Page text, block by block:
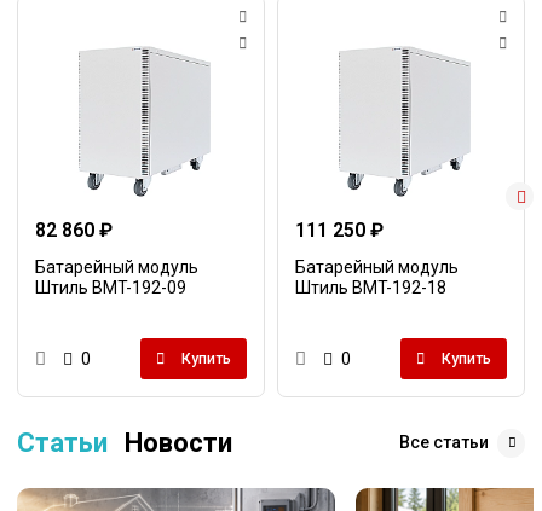
82 860 ₽
Батарейный модуль
Штиль BMT-192-09
0 Купить
111 250 ₽
Батарейный модуль
Штиль BMT-192-18
0 Купить
Статьи Новости Все статьи